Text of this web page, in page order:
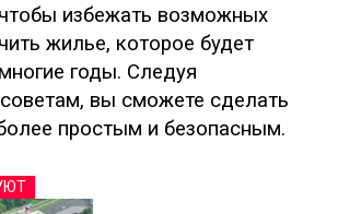
избежать возможных
жилье, которое будет
годы. Следуя
вы сможете сделать
простым и безопасным.